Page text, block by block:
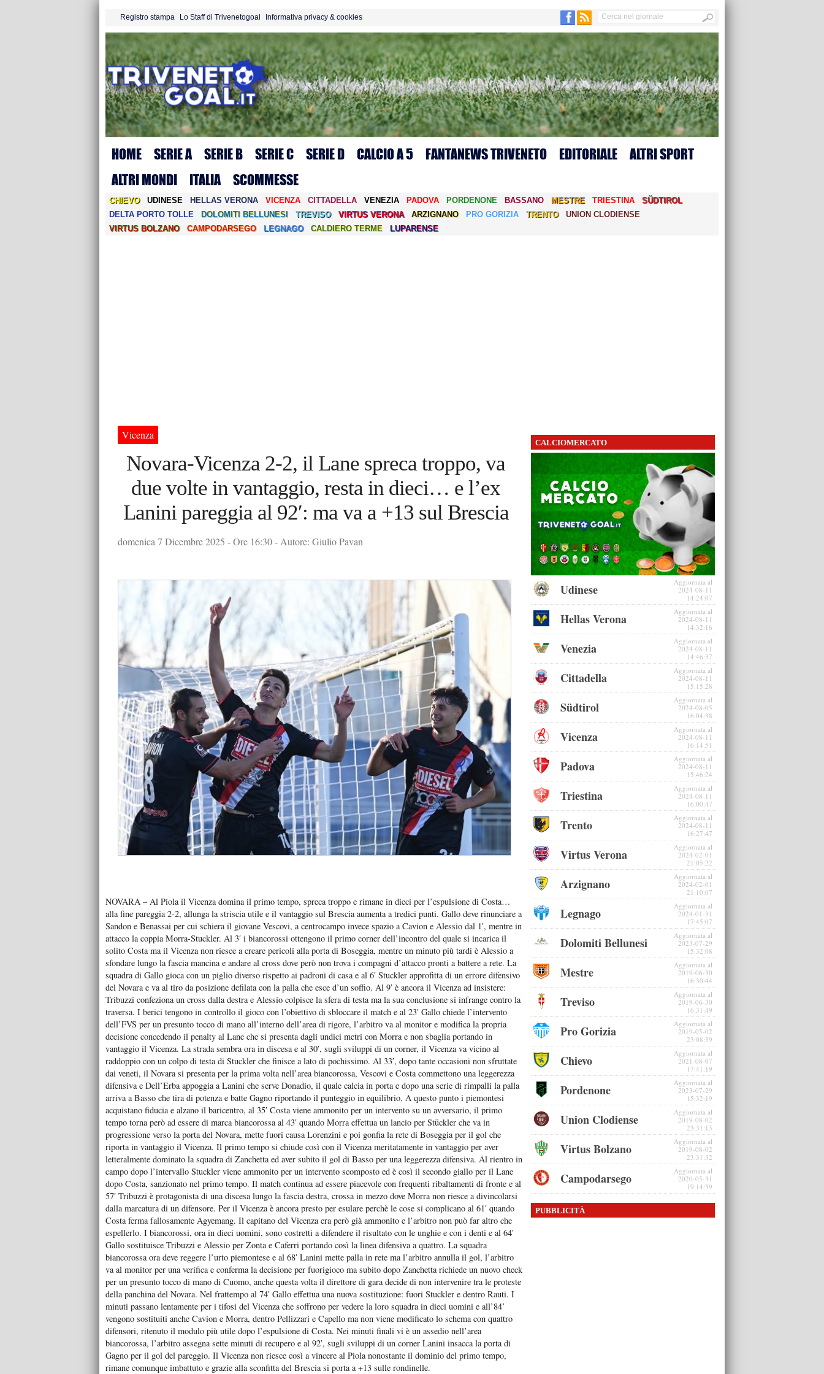
Registro stampa Lo Staff di Trivenetogoal Informativa privacy & cookies
HOME SERIE A SERIE B SERIE C SERIE D CALCIO A 5 FANTANEWS TRIVENETO EDITORIALE ALTRI SPORT
ALTRI MONDI ITALIA SCOMMESSE
CHIEVO UDINESE HELLAS VERONA VICENZA CITTADELLA VENEZIA PADOVA PORDENONE BASSANO MESTRE TRIESTINA
SÜDTIROL
DELTA PORTO TOLLE
DOLOMITI BELLUNESI TREVISO VIRTUS VERONA ARZIGNANO PRO GORIZIA TRENTO
UNION CLODIENSE
VIRTUS BOLZANO
CAMPODARSEGO LEGNAGO CALDIERO TERME LUPARENSE
Vicenza
Novara-Vicenza 2-2, il Lane spreca troppo, va
due volte in vantaggio, resta in dieci… e l’ex
Lanini pareggia al 92′: ma va a +13 sul Brescia
domenica 7 Dicembre 2025 - Ore 16:30 - Autore: Giulio Pavan
NOVARA – Al Piola il Vicenza domina il primo tempo, spreca troppo e rimane in dieci per l’espulsione di Costa…
alla fine pareggia 2-2, allunga la striscia utile e il vantaggio sul Brescia aumenta a tredici punti. Gallo deve rinunciare a
Sandon e Benassai per cui schiera il giovane Vescovi, a centrocampo invece spazio a Cavion e Alessio dal 1′, mentre in
attacco la coppia Morra-Stuckler. Al 3′ i biancorossi ottengono il primo corner dell’incontro del quale si incarica il
solito Costa ma il Vicenza non riesce a creare pericoli alla porta di Boseggia, mentre un minuto più tardi è Alessio a
sfondare lungo la fascia mancina e andare al cross dove però non trova i compagni d’attacco pronti a battere a rete. La
squadra di Gallo gioca con un piglio diverso rispetto ai padroni di casa e al 6′ Stuckler approfitta di un errore difensivo
del Novara e va al tiro da posizione defilata con la palla che esce d’un soffio. Al 9′ è ancora il Vicenza ad insistere:
Tribuzzi confeziona un cross dalla destra e Alessio colpisce la sfera di testa ma la sua conclusione si infrange contro la
traversa. I berici tengono in controllo il gioco con l’obiettivo di sbloccare il match e al 23′ Gallo chiede l’intervento
dell’FVS per un presunto tocco di mano all’interno dell’area di rigore, l’arbitro va al monitor e modifica la propria
decisione concedendo il penalty al Lane che si presenta dagli undici metri con Morra e non sbaglia portando in
vantaggio il Vicenza. La strada sembra ora in discesa e al 30′, sugli sviluppi di un corner, il Vicenza va vicino al
raddoppio con un colpo di testa di Stuckler che finisce a lato di pochissimo. Al 33′, dopo tante occasioni non sfruttate
dai veneti, il Novara si presenta per la prima volta nell’area biancorossa, Vescovi e Costa commettono una leggerezza
difensiva e Dell’Erba appoggia a Lanini che serve Donadio, il quale calcia in porta e dopo una serie di rimpalli la palla
arriva a Basso che tira di potenza e batte Gagno riportando il punteggio in equilibrio. A questo punto i piemontesi
acquistano fiducia e alzano il baricentro, al 35′ Costa viene ammonito per un intervento su un avversario, il primo
tempo torna però ad essere di marca biancorossa al 43′ quando Morra effettua un lancio per Stückler che va in
progressione verso la porta del Novara, mette fuori causa Lorenzini e poi gonfia la rete di Boseggia per il gol che
riporta in vantaggio il Vicenza. Il primo tempo si chiude così con il Vicenza meritatamente in vantaggio per aver
letteralmente dominato la squadra di Zanchetta ed aver subito il gol di Basso per una leggerezza difensiva. Al rientro in
campo dopo l’intervallo Stuckler viene ammonito per un intervento scomposto ed è così il secondo giallo per il Lane
dopo Costa, sanzionato nel primo tempo. Il match continua ad essere piacevole con frequenti ribaltamenti di fronte e al
57′ Tribuzzi è protagonista di una discesa lungo la fascia destra, crossa in mezzo dove Morra non riesce a divincolarsi
dalla marcatura di un difensore. Per il Vicenza è ancora presto per esulare perchè le cose si complicano al 61′ quando
Costa ferma fallosamente Agyemang. Il capitano del Vicenza era però già ammonito e l’arbitro non può far altro che
espellerlo. I biancorossi, ora in dieci uomini, sono costretti a difendere il risultato con le unghie e con i denti e al 64′
Gallo sostituisce Tribuzzi e Alessio per Zonta e Caferri portando così la linea difensiva a quattro. La squadra
biancorossa ora deve reggere l’urto piemontese e al 68′ Lanini mette palla in rete ma l’arbitro annulla il gol, l’arbitro
va al monitor per una verifica e conferma la decisione per fuorigioco ma subito dopo Zanchetta richiede un nuovo check
per un presunto tocco di mano di Cuomo, anche questa volta il direttore di gara decide di non intervenire tra le proteste
della panchina del Novara. Nel frattempo al 74′ Gallo effettua una nuova sostituzione: fuori Stuckler e dentro Rauti. I
minuti passano lentamente per i tifosi del Vicenza che soffrono per vedere la loro squadra in dieci uomini e all’84’
vengono sostituiti anche Cavion e Morra, dentro Pellizzari e Capello ma non viene modificato lo schema con quattro
difensori, ritenuto il modulo più utile dopo l’espulsione di Costa. Nei minuti finali vi è un assedio nell’area
biancorossa, l’arbitro assegna sette minuti di recupero e al 92′, sugli sviluppi di un corner Lanini insacca la porta di
Gagno per il gol del pareggio. Il Vicenza non riesce così a vincere al Piola nonostante il dominio del primo tempo,
rimane comunque imbattuto e grazie alla sconfitta del Brescia si porta a +13 sulle rondinelle.
CALCIOMERCATO
Udinese
Aggiornata al
2024-08-11
14:24:07
Hellas Verona
Aggiornata al
2024-08-11
14:32:16
Venezia
Aggiornata al
2024-08-11
14:46:37
Cittadella
Aggiornata al
2024-08-11
15:15:28
Südtirol
Aggiornata al
2024-08-05
16:04:38
Vicenza
Aggiornata al
2024-08-11
16:14:51
Padova
Aggiornata al
2024-08-11
15:46:24
Triestina
Aggiornata al
2024-08-11
16:00:47
Trento
Aggiornata al
2024-08-11
16:27:47
Virtus Verona
Aggiornata al
2024-02-01
21:05:22
Arzignano
Aggiornata al
2024-02-01
21:10:07
Legnago
Aggiornata al
2024-01-31
17:45:07
Dolomiti Bellunesi
Aggiornata al
2023-07-29
15:32:08
Mestre
Aggiornata al
2019-06-30
16:30:44
Treviso
Aggiornata al
2019-06-30
16:31:49
Pro Gorizia
Aggiornata al
2019-05-02
23:08:39
Chievo
Aggiornata al
2021-08-07
17:41:19
Pordenone
Aggiornata al
2023-07-29
15:32:19
Union Clodiense
Aggiornata al
2019-08-02
23:31:13
Virtus Bolzano
Aggiornata al
2019-08-02
23:31:32
Campodarsego
Aggiornata al
2020-05-31
19:14:39
PUBBLICITÀ